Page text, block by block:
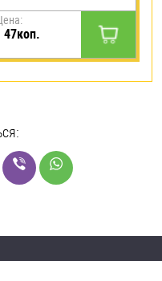
47коп.